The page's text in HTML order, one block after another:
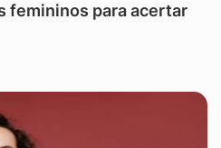
femininos para acertar